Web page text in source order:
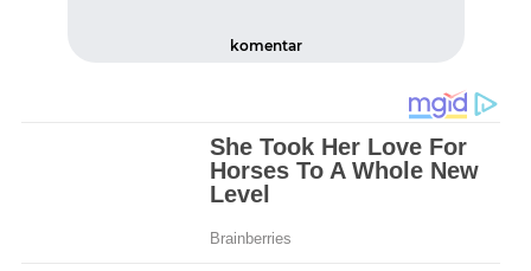
komentar